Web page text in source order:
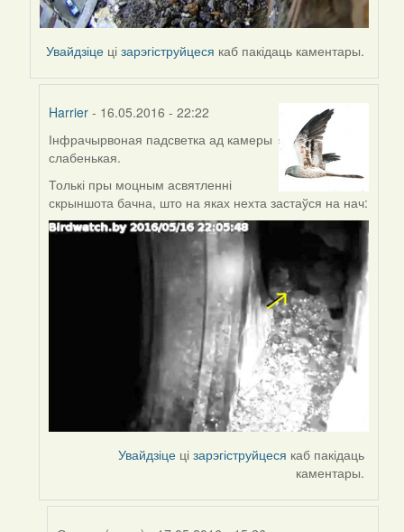
Увайдзіце цізарэгіструйцеся каб пакідаць каментары.
Harrier- 16.05.2016 - 22:22
In
reply
to
by
Harrier
Інфрачырвоная падсветка ад камеры
слабенькая.
Толькі пры моцным асвятленні
скрыншота бачна, што на яках нехта застаўся на нач:
Увайдзіце цізарэгіструйцеся каб пакідаць
каментары.